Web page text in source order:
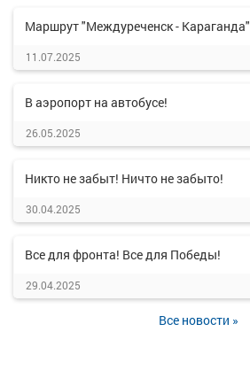
Маршрут "Междуреченск - Караганда"
11.07.2025
В аэропорт на автобусе!
26.05.2025
Никто не забыт! Ничто не забыто!
30.04.2025
Все для фронта! Все для Победы!
29.04.2025
Все новости »